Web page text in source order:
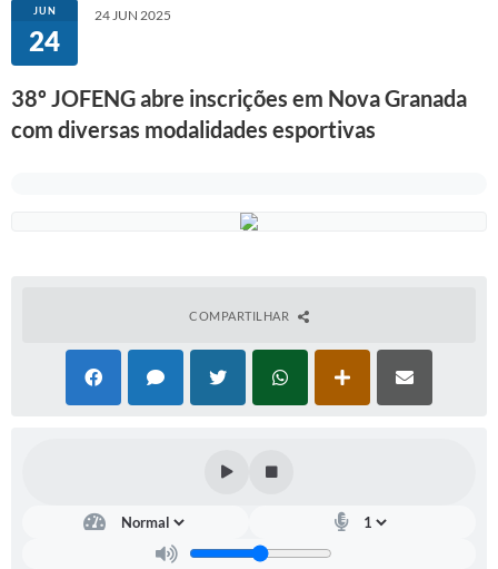
Secretarias
BUSCA DE CEP
Holerite On-line
Memorial de Nova Granada
JUN
24
24 JUN 2025
38º JOFENG abre inscrições em Nova Granada
com diversas modalidades esportivas
COMPARTILHAR